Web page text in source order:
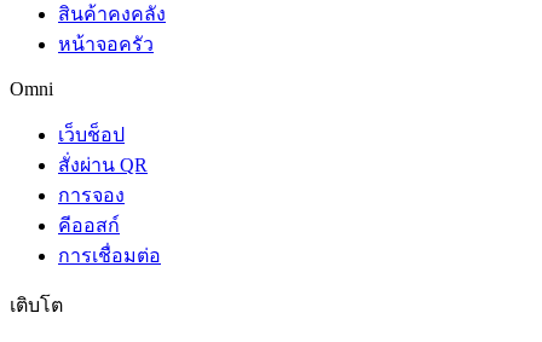
สินค้าคงคลัง
หน้าจอครัว
Omni
เว็บช็อป
สั่งผ่าน QR
การจอง
คีออสก์
การเชื่อมต่อ
เติบโต